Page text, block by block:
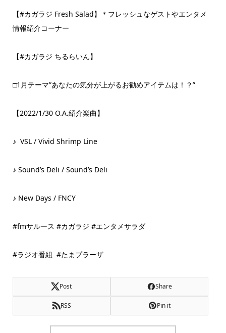
【#カガラジ Fresh Salad】＊フレッシュなゲストやエンタメ
情報紹介コーナー
【#カガラジ ちるらいん】
□1月テーマ”あなたの気分が上がるお勧めアイテムは！？”
【2022/1/30 O.A.紹介楽曲】
♪ VSL / Vivid Shrimp Line
♪ Sound’s Deli / Sound’s Deli
♪ New Days / FNCY
#fmサルース #カガラジ #エンタメサラダ
#ラジオ番組 #たまプラーザ
Post Share
RSS Pin it